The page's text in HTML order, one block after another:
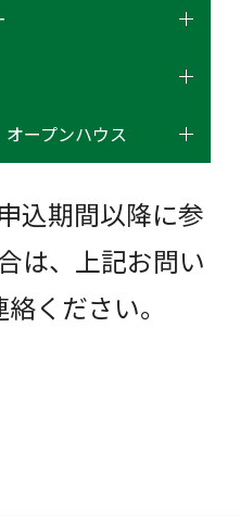
ープンハウス
込期間以降に参
は、上記お問い
ください。